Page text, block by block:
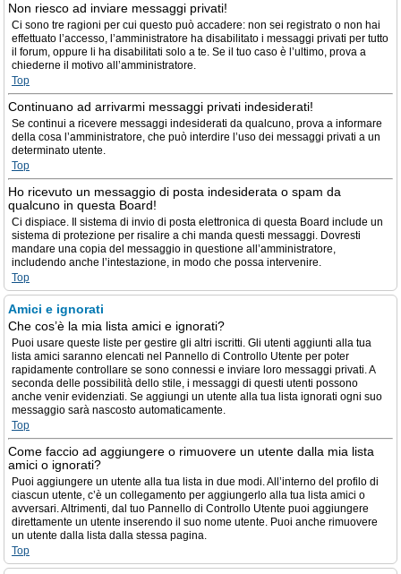
Non riesco ad inviare messaggi privati!
Ci sono tre ragioni per cui questo può accadere: non sei registrato o non hai
effettuato l’accesso, l’amministratore ha disabilitato i messaggi privati per tutto
il forum, oppure li ha disabilitati solo a te. Se il tuo caso è l’ultimo, prova a
chiederne il motivo all’amministratore.
Top
Continuano ad arrivarmi messaggi privati indesiderati!
Se continui a ricevere messaggi indesiderati da qualcuno, prova a informare
della cosa l’amministratore, che può interdire l’uso dei messaggi privati a un
determinato utente.
Top
Ho ricevuto un messaggio di posta indesiderata o spam da
qualcuno in questa Board!
Ci dispiace. Il sistema di invio di posta elettronica di questa Board include un
sistema di protezione per risalire a chi manda questi messaggi. Dovresti
mandare una copia del messaggio in questione all’amministratore,
includendo anche l’intestazione, in modo che possa intervenire.
Top
Amici e ignorati
Che cos’è la mia lista amici e ignorati?
Puoi usare queste liste per gestire gli altri iscritti. Gli utenti aggiunti alla tua
lista amici saranno elencati nel Pannello di Controllo Utente per poter
rapidamente controllare se sono connessi e inviare loro messaggi privati. A
seconda delle possibilità dello stile, i messaggi di questi utenti possono
anche venir evidenziati. Se aggiungi un utente alla tua lista ignorati ogni suo
messaggio sarà nascosto automaticamente.
Top
Come faccio ad aggiungere o rimuovere un utente dalla mia lista
amici o ignorati?
Puoi aggiungere un utente alla tua lista in due modi. All’interno del profilo di
ciascun utente, c’è un collegamento per aggiungerlo alla tua lista amici o
avversari. Altrimenti, dal tuo Pannello di Controllo Utente puoi aggiungere
direttamente un utente inserendo il suo nome utente. Puoi anche rimuovere
un utente dalla lista dalla stessa pagina.
Top